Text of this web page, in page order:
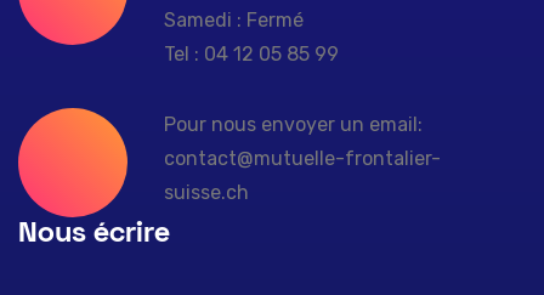
Samedi : Fermé
Tel : 04 12 05 85 99
Pour nous envoyer un email:
contact@mutuelle-frontalier-
suisse.ch
Nous écrire